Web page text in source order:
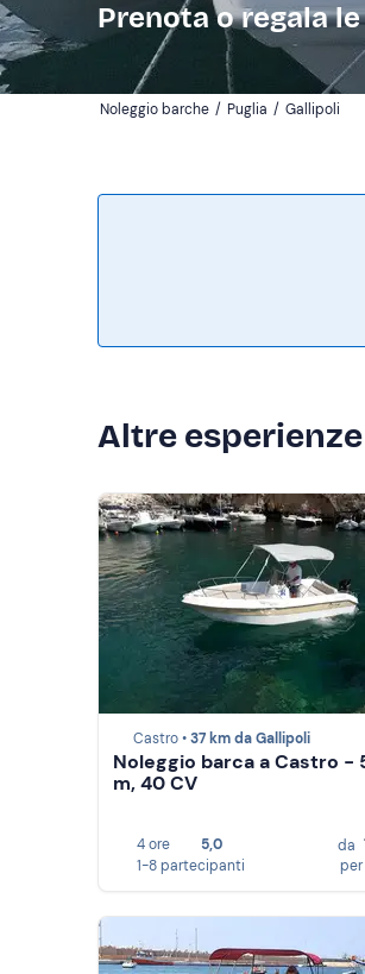
Prenota o regala
Noleggio barche / Puglia / Gallipoli
Altre
Castro •37 km da Gallipoli
Noleggio barca a Castro -
m, 40 CV
4 ore
5,0
1-8 partecipanti
da